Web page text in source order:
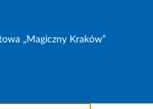
„Magiczny Kraków”